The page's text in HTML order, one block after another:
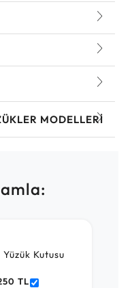
MODELLERI
Yüzük Kutusu
TL